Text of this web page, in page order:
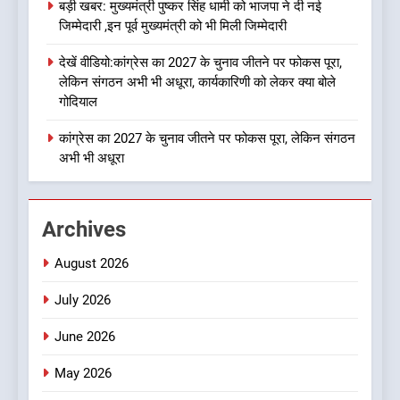
कृष्णा हाउसकीपिंग के मालिक दीपक
जायसवाल विनोद नौटियाल आदि पर
2
बड़ी खबर: मुख्यमंत्री पुष्कर सिंह धामी को भाजपा ने दी नई
जिम्मेदारी ,इन पूर्व मुख्यमंत्री को भी मिली जिम्मेदारी
देखें वीडियो:कांग्रेस का 2027 के चुनाव जीतने पर फोकस पूरा,
लेकिन संगठन अभी भी अधूरा, कार्यकारिणी को लेकर क्या बोले
गोदियाल
कांग्रेस का 2027 के चुनाव जीतने पर फोकस पूरा, लेकिन संगठन
अभी भी अधूरा
Archives
August 2026
July 2026
June 2026
May 2026